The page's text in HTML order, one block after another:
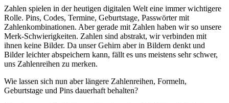
Zahlen spielen in der heutigen digitalen Welt eine immer wichtigere
Rolle. Pins, Codes, Termine, Geburtstage, Passwörter mit
Zahlenkombinationen. Aber gerade mit Zahlen haben wir so unsere
Merk-Schwierigkeiten. Zahlen sind abstrakt, wir verbinden mit
ihnen keine Bilder. Da unser Gehirn aber in Bildern denkt und
Bilder leichter abspeichern kann, fällt es uns meistens sehr schwer,
uns Zahlenreihen zu merken.
Wie lassen sich nun aber längere Zahlenreihen, Formeln,
Geburtstage und Pins dauerhaft behalten?